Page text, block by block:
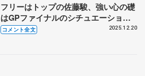
フリーはトップの佐藤駿、強い心の礎
はGPファイナルのシチュエーション
「330点の後に比べたら…」【全日本
コメント全文 2025.12.20